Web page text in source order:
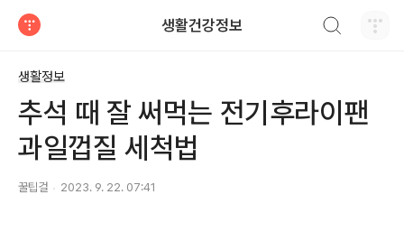
생활건강정보
생활정보
추석 때 잘 써먹는 전기후라이팬
과일껍질 세척법
꿀팁걸 2023. 9. 22. 07:41